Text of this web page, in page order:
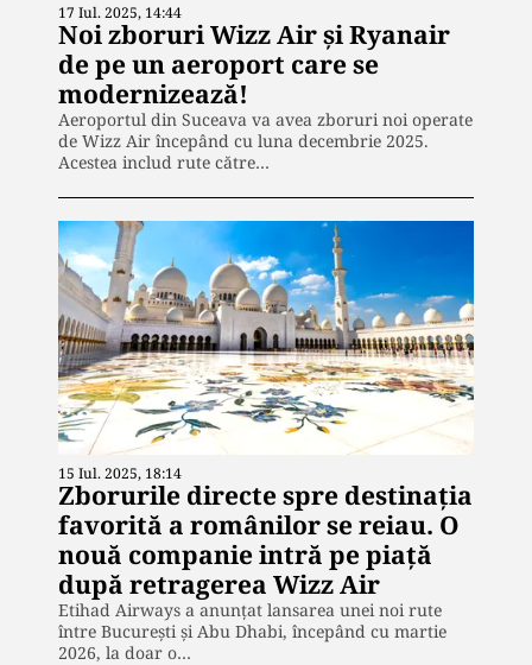
17 Iul. 2025, 14:44
Noi zboruri Wizz Air și Ryanair
de pe un aeroport care se
modernizează!
Aeroportul din Suceava va avea zboruri noi operate
de Wizz Air începând cu luna decembrie 2025.
Acestea includ rute către…
15 Iul. 2025, 18:14
Zborurile directe spre destinația
favorită a românilor se reiau. O
nouă companie intră pe piață
după retragerea Wizz Air
Etihad Airways a anunțat lansarea unei noi rute
între București și Abu Dhabi, începând cu martie
2026, la doar o…